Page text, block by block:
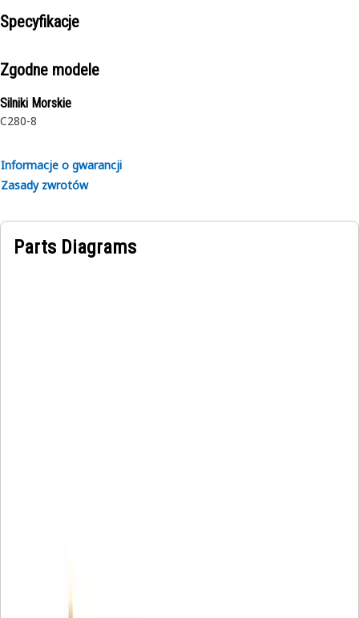
Specyfikacje
Zgodne modele
Silniki Morskie
C280-8
Informacje o gwarancji
Zasady zwrotów
Parts Diagrams